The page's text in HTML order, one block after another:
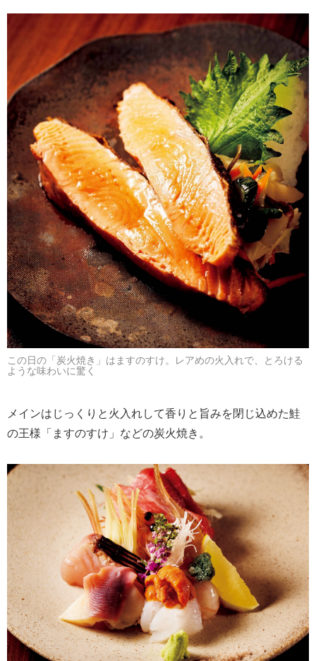
この日の「炭火焼き」はますのすけ。レアめの火入れで、とろける
ような味わいに驚く
メインはじっくりと火入れして香りと旨みを閉じ込めた鮭
の王様「ますのすけ」などの炭火焼き。